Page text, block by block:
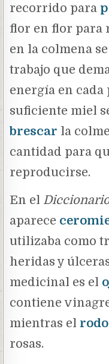
recorrido para
flor en flor para
en la colmena
trabajo que
energía en cada
suficiente miel
brescar la
cantidad para
reproducirse.
En el
aparece
utilizaba como
heridas y
medicinal es el
contiene
mientras el
rosas.